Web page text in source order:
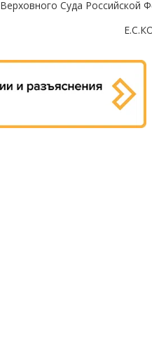
Верховного Суда Российской